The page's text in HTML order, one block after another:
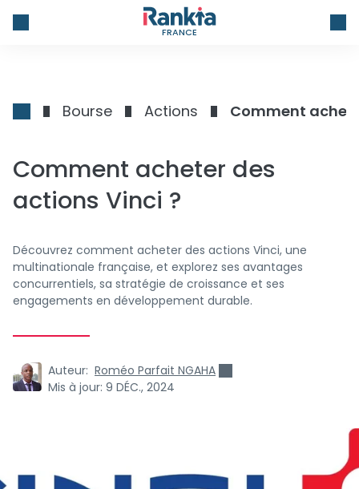
FRANCE
Bourse Actions Comment
Comment acheter des
actions Vinci ?
Découvrez comment acheter des actions Vinci, une
multinationale française, et explorez ses avantages
concurrentiels, sa stratégie de croissance et ses
engagements en développement durable.
Auteur: Roméo Parfait NGAHA
Mis à jour: 9 DÉC., 2024